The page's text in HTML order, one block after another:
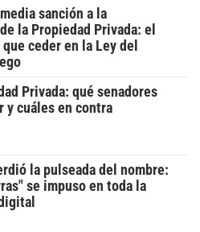
sanción a la
la Propiedad Privada: el
ceder en la Ley del
Privada: qué senadores
y cuáles en contra
la pulseada del nombre:
se impuso en toda la